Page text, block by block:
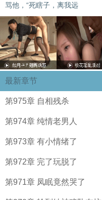
骂他，“死瞎子，离我远
最新章节
第975章 自相残杀
第974章 纯情老男人
第973章 有小情绪了
第972章 完了玩脱了
第971章 凤眠竟然哭了